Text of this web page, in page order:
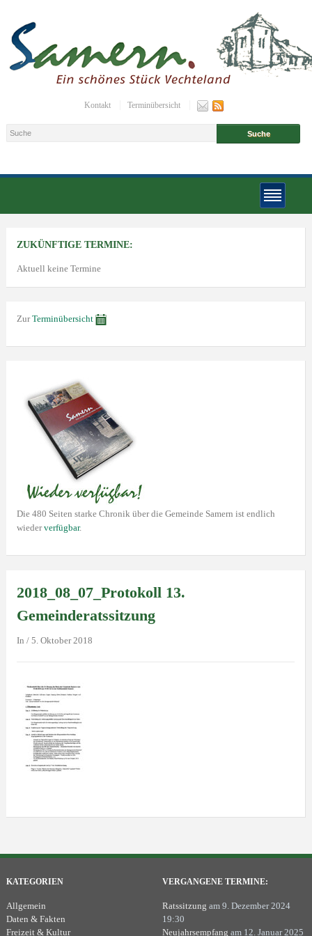
Kontakt Terminübersicht
ZUKÜNFTIGE TERMINE:
Aktuell keine Termine
ZurTerminübersicht
Die 480 Seiten starke Chronik über die Gemeinde Samern ist endlich
wiederverfügbar.
2018_08_07_Protokoll 13.
Gemeinderatssitzung
In / 5. Oktober 2018
KATEGORIEN
Allgemein
Daten & Fakten
Freizeit & Kultur
VERGANGENE TERMINE:
Ratssitzung am 9. Dezember 2024
19:30
Neujahrsempfang am 12. Januar 2025